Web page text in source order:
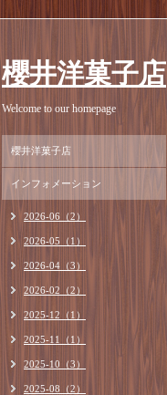
櫻井洋菓子店
Welcome to our homepage
櫻井洋菓子店
インフォメーション
2026-06（2）
2026-05（1）
2026-04（3）
2026-02（2）
2025-12（1）
2025-11（1）
2025-10（3）
2025-08（2）